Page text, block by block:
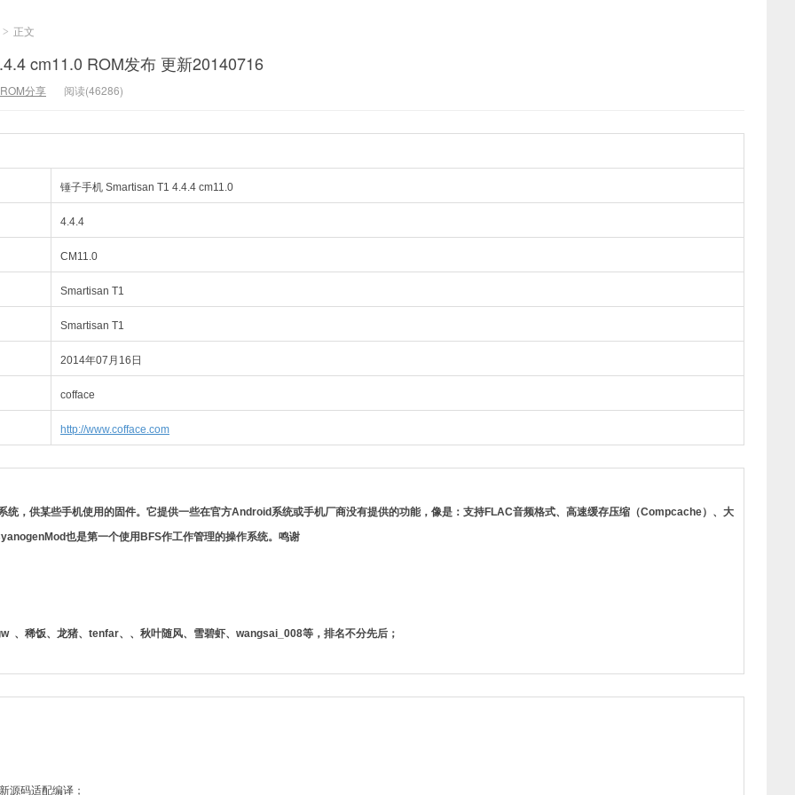
> 正文
cm11.0 ROM发布 更新20140716
ROM分享 阅读(46286)
锤子手机 Smartisan T1 4.4.4 cm11.0
4.4.4
CM11.0
Smartisan T1
Smartisan T1
2014年07月16日
cofface
http://www.cofface.com
，供某些手机使用的固件。它提供一些在官方Android系统或手机厂商没有提供的功能，像是：支持FLAC音频格式、高速缓存压缩（Compcache）、大
也是第一个使用BFS作工作管理的操作系统。 鸣谢
、稀饭、龙猪、tenfar、、秋叶随风、雪碧虾、wangsai_008等，排名不分先后；
源码适配编译；